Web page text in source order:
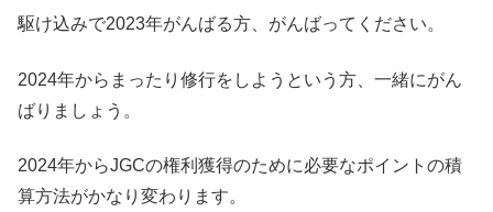
駆け込みで2023年がんばる方、がんばってください。
2024年からまったり修行をしようという方、一緒にがん
ばりましょう。
2024年からJGCの権利獲得のために必要なポイントの積
算方法がかなり変わります。